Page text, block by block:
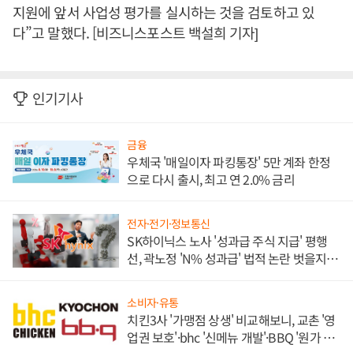
지원에 앞서 사업성 평가를 실시하는 것을 검토하고 있
다”고 말했다. [비즈니스포스트 백설희 기자]
인기기사
금융
우체국 '매일이자 파킹통장' 5만 계좌 한정
으로 다시 출시, 최고 연 2.0% 금리
전자·전기·정보통신
SK하이닉스 노사 '성과급 주식 지급' 평행
선, 곽노정 'N% 성과급' 법적 논란 벗을지 주
소비자·유통
치킨3사 '가맹점 상생' 비교해보니, 교촌 '영
업권 보호'·bhc '신메뉴 개발'·BBQ '원가 부